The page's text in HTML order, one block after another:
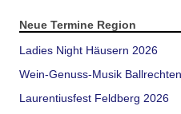
Neue Termine Region
Ladies Night Häusern 2026
Wein-Genuss-Musik
Laurentiusfest Feldberg 2026